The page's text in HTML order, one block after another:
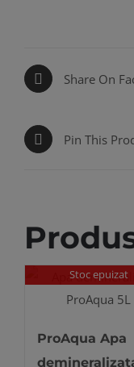
Share On
Pin This
Stoc epuizat
ProAqua Apa